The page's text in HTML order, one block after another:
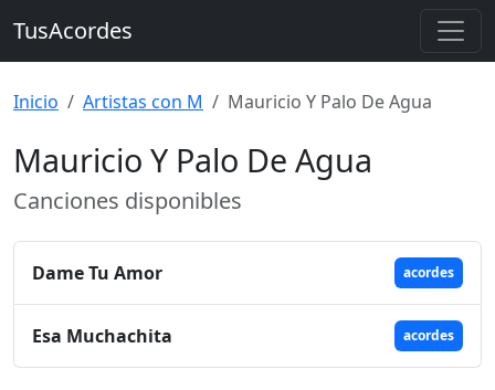
TusAcordes
Inicio Artistas con M Mauricio Y Palo De Agua
Mauricio Y Palo De Agua
Canciones disponibles
Dame Tu Amor acordes
Esa Muchachita acordes